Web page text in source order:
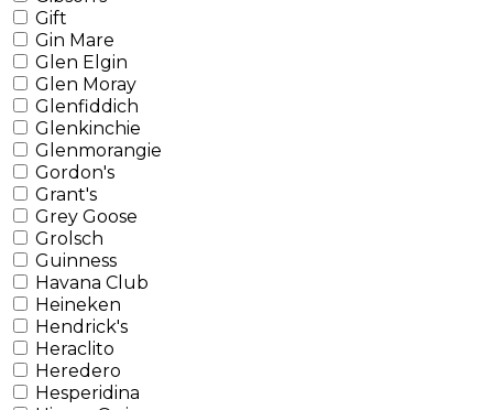
Gift
Gin Mare
Glen Elgin
Glen Moray
Glenfiddich
Glenkinchie
Glenmorangie
Gordon's
Grant's
Grey Goose
Grolsch
Guinness
Havana Club
Heineken
Hendrick's
Heraclito
Heredero
Hesperidina